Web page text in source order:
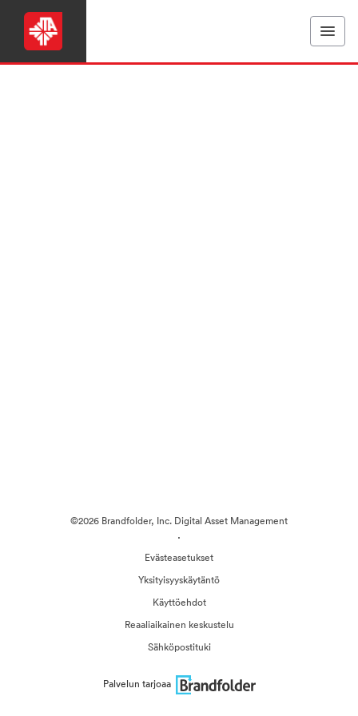
©2026 Brandfolder, Inc. Digital Asset Management
·
Evästeasetukset
Yksityisyyskäytäntö
Käyttöehdot
Reaaliaikainen keskustelu
Sähköpostituki
Palvelun tarjoaa